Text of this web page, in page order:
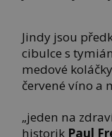
Jindy jsou
cibulce s
medové
červené víno a
„jeden na
historik Paul